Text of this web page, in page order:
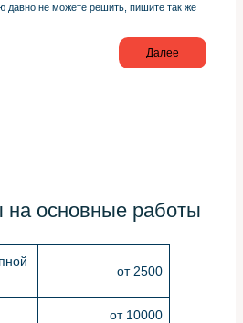
давно не можете решить, пишите так же
Далее
на основные работы
от 2500
от 10000